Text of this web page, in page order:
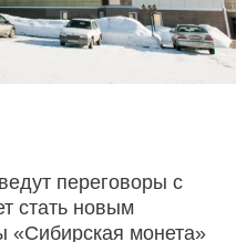
переговоры с
стать новым
«Сибирская монета»